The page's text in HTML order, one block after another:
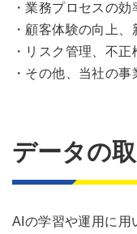
・業務プロセスの
・顧客体験の向上
・リスク管理、不正
・その他、当社の
データの
AIの学習や運用に用